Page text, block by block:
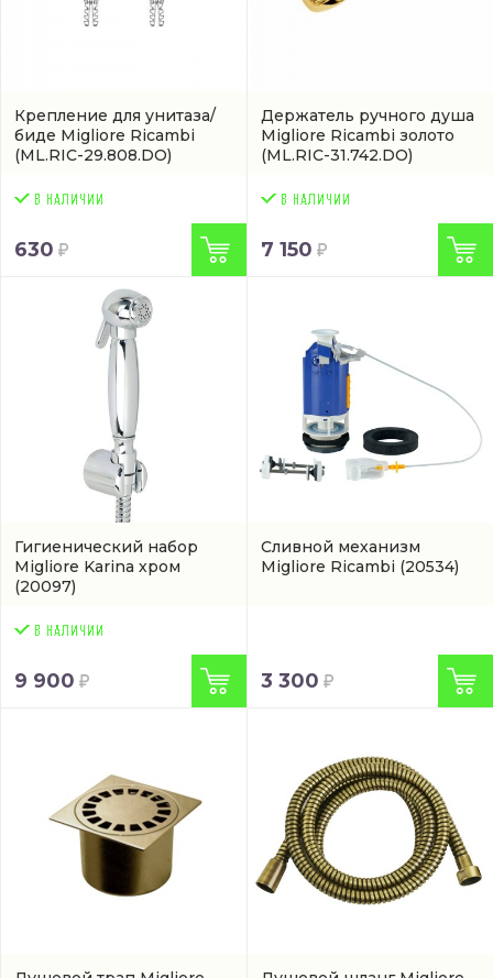
Крепление для унитаза/
биде Migliore Ricambi
(ML.RIC-29.808.DO)
630
Держатель ручного душа
Migliore Ricambi золото
(ML.RIC-31.742.DO)
7 150
Гигиенический набор
Migliore Karina хром
(20097)
9 900
Сливной механизм
Migliore Ricambi (20534)
3 300